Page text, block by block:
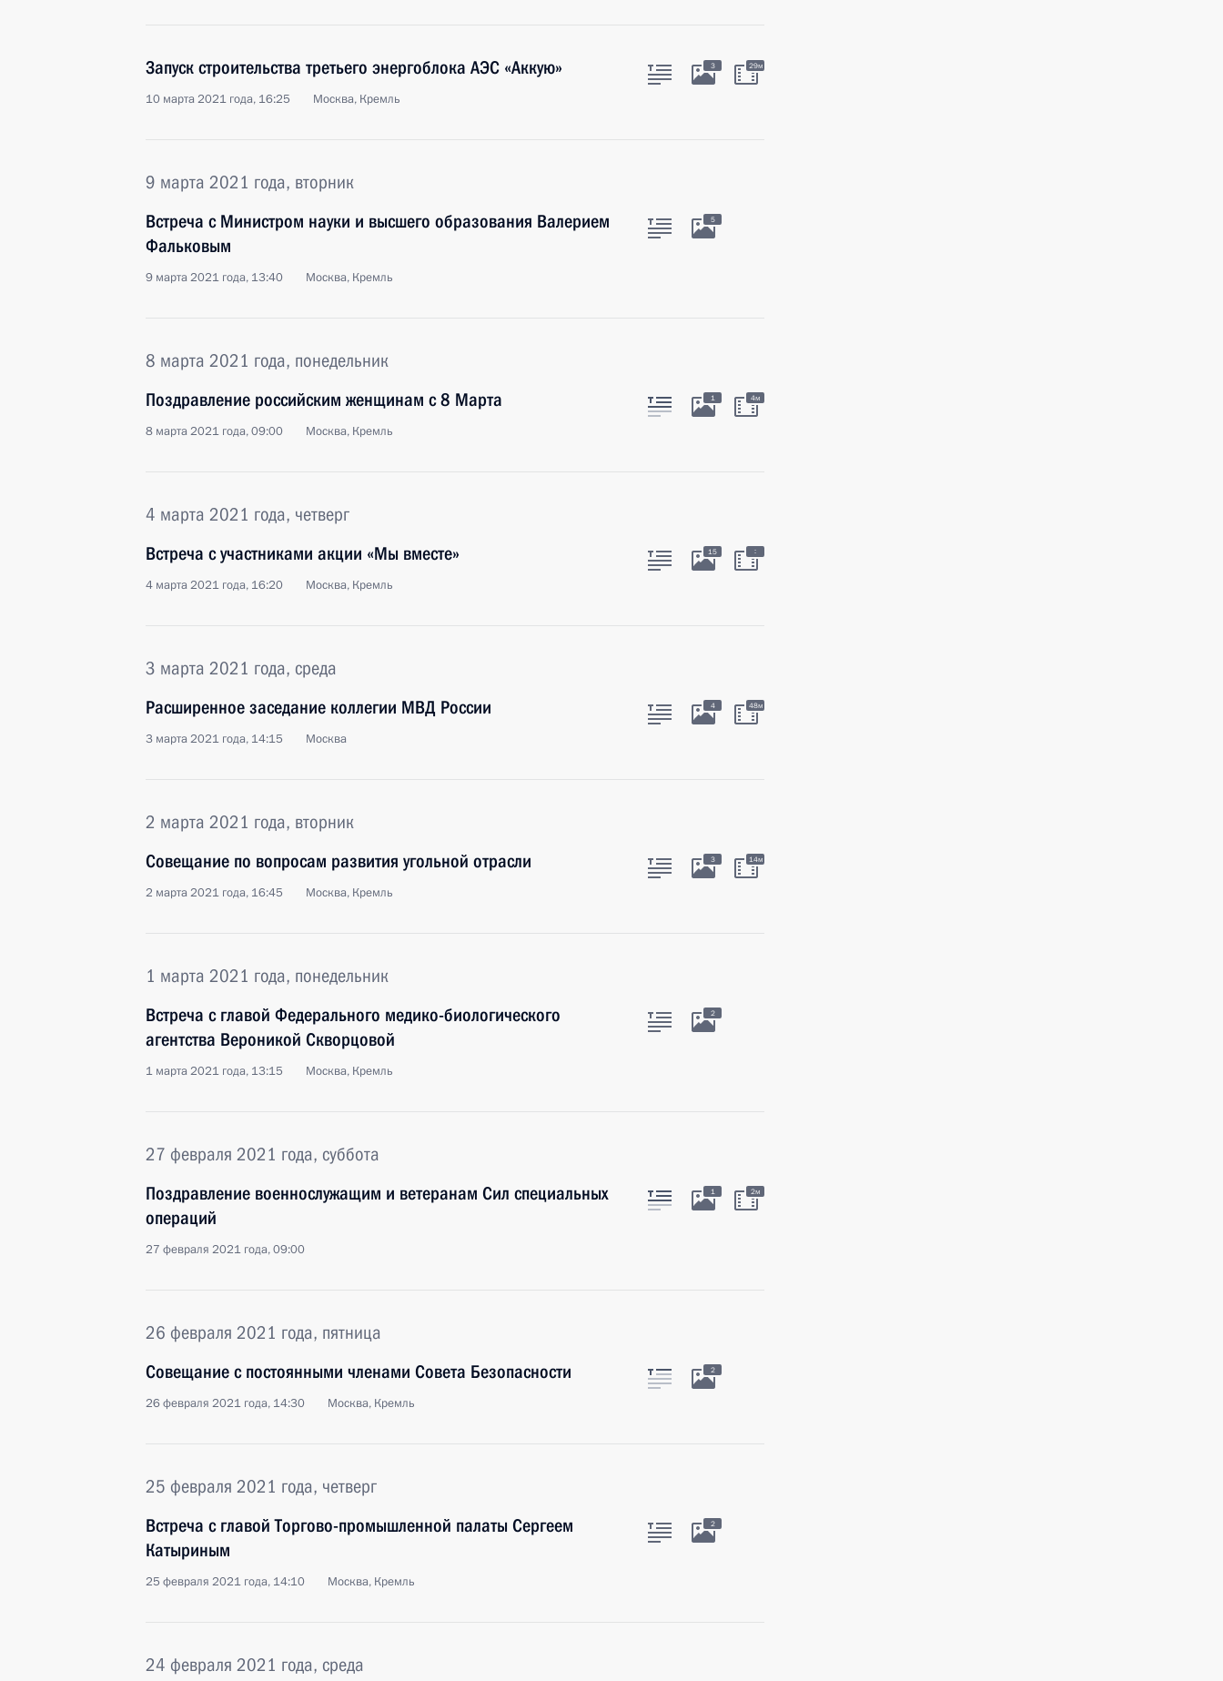
Запуск строительства третьего энергоблока АЭС «Аккую»
10 марта 2021 года, 16:25 Москва, Кремль
3 29м
9 марта 2021 года, вторник
Встреча с Министром науки и высшего образования Валерием
Фальковым
9 марта 2021 года, 13:40 Москва, Кремль
5
8 марта 2021 года, понедельник
Поздравление российским женщинам с 8 Марта
8 марта 2021 года, 09:00 Москва, Кремль
1 4м
4 марта 2021 года, четверг
Встреча с участниками акции «Мы вместе»
4 марта 2021 года, 16:20 Москва, Кремль
15 :
3 марта 2021 года, среда
Расширенное заседание коллегии МВД России
3 марта 2021 года, 14:15 Москва
4 48м
2 марта 2021 года, вторник
Совещание по вопросам развития угольной отрасли
2 марта 2021 года, 16:45 Москва, Кремль
3 14м
1 марта 2021 года, понедельник
Встреча с главой Федерального медико-биологического
агентства Вероникой Скворцовой
1 марта 2021 года, 13:15 Москва, Кремль
2
27 февраля 2021 года, суббота
Поздравление военнослужащим и ветеранам Сил специальных
операций
27 февраля 2021 года, 09:00
1 2м
26 февраля 2021 года, пятница
Совещание с постоянными членами Совета Безопасности
26 февраля 2021 года, 14:30 Москва, Кремль
2
25 февраля 2021 года, четверг
Встреча с главой Торгово-промышленной палаты Сергеем
Катыриным
25 февраля 2021 года, 14:10 Москва, Кремль
2
24 февраля 2021 года, среда